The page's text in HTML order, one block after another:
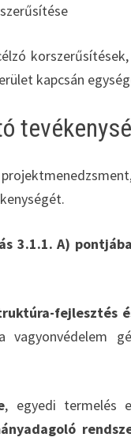
kapcsán
3.1.1. A)
fejlesztés
, egyedi termelés